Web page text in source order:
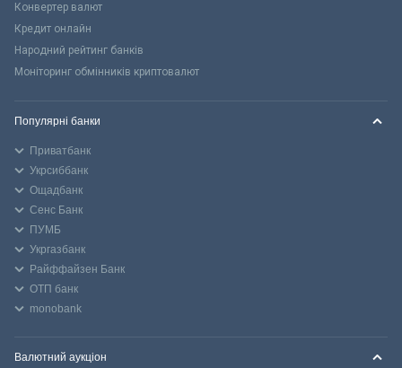
Конвертер валют
Кредит онлайн
Народний рейтинг банків
Моніторинг обмінників криптовалют
Популярні банки
Приватбанк
Укрсиббанк
Ощадбанк
Сенс Банк
ПУМБ
Укргазбанк
Райффайзен Банк
ОТП банк
monobank
Валютний аукціон